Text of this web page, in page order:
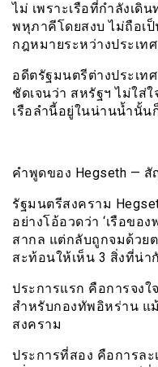
ไม่ เพราะเรือที่กำลังเดิ
พหุภาคีโดยสงบ ไม่ถือเ
กฎหมายระหว่างประเทศ
อดีตรัฐมนตรีต่างประเท
ชัดเจนว่า สหรัฐฯ ไม่ใส่
เรือลำนี้อยู่ในน่านน้ำนั้น
คำพูดของ Hegseth —
รัฐมนตรีสงคราม
อย่างโอ้อวดว่า ‘เรือขอ
สากล แต่กลับถูกจมด้วย
สะท้อนให้เห็น 3 สิ่งที่น่า
ประการแรก คือการจง
สำหรับกองทัพอิหร่าน แ
สงคราม
ประการที่สอง คือการละ